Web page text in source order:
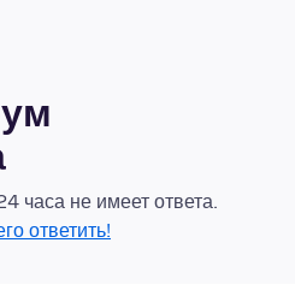
часа не имеет ответа.
ответить!